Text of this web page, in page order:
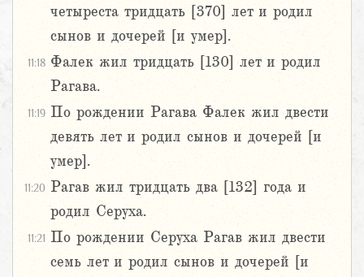
четыреста тридцать [370] лет и родил
сынов и дочерей [и умер].
11:18 Фалек жил тридцать [130] лет и родил
Рагава.
11:19 По рождении Рагава Фалек жил двести
девять лет и родил сынов и дочерей [и
умер].
11:20 Рагав жил тридцать два [132] года и
родил Серуха.
11:21 По рождении Серуха Рагав жил двести
семь лет и родил сынов и дочерей [и